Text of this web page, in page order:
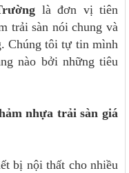
là đơn vị tiên
trải sàn nói chung và
Chúng tôi tự tin mình
nào bởi những tiêu
nhựa trải sàn giá
bị nội thất cho nhiều